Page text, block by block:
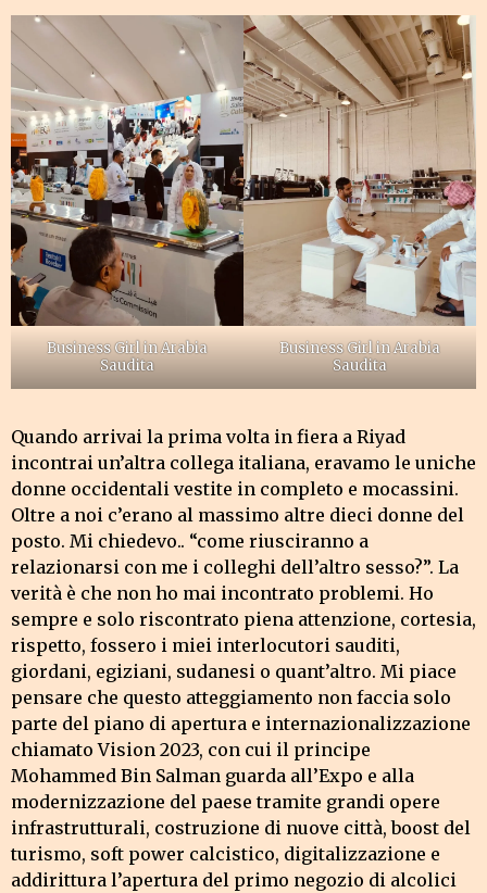
Business Girl in Arabia
Saudita
Business Girl in Arabia
Saudita
Quando arrivai la prima volta in fiera a Riyad
incontrai un’altra collega italiana, eravamo le uniche
donne occidentali vestite in completo e mocassini.
Oltre a noi c’erano al massimo altre dieci donne del
posto. Mi chiedevo.. “come riusciranno a
relazionarsi con me i colleghi dell’altro sesso?”. La
verità è che non ho mai incontrato problemi. Ho
sempre e solo riscontrato piena attenzione, cortesia,
rispetto, fossero i miei interlocutori sauditi,
giordani, egiziani, sudanesi o quant’altro. Mi piace
pensare che questo atteggiamento non faccia solo
parte del piano di apertura e internazionalizzazione
chiamato Vision 2023, con cui il principe
Mohammed Bin Salman guarda all’Expo e alla
modernizzazione del paese tramite grandi opere
infrastrutturali, costruzione di nuove città, boost del
turismo, soft power calcistico, digitalizzazione e
addirittura l’apertura del primo negozio di alcolici